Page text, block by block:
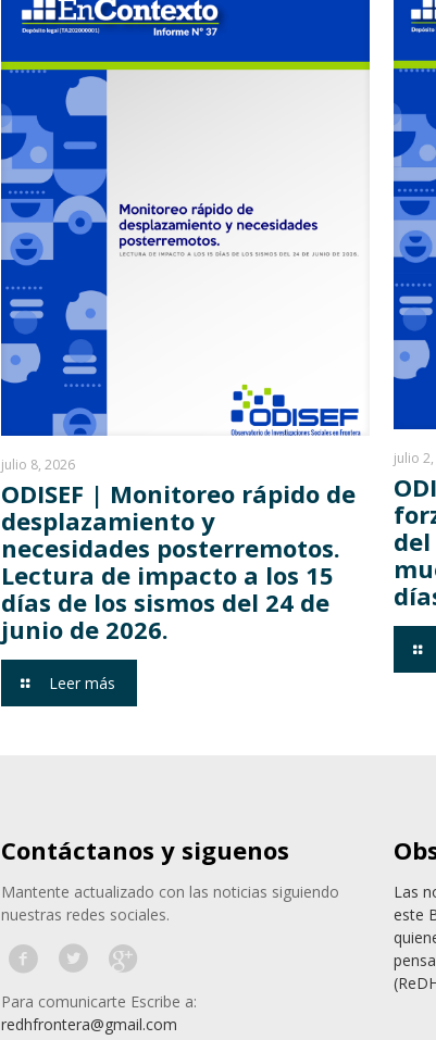
julio 8, 2026
ODISEF | Monitoreo rápido de
desplazamiento y
necesidades posterremotos.
Lectura de impacto a los 15
días de los sismos del 24 de
junio de 2026.
Leer más
julio
Contáctanos y siguenos
Mantente actualizado con las noticias siguiendo
nuestras redes sociales.
Para comunicarte Escribe a:
redhfrontera@gmail.com
Las
este